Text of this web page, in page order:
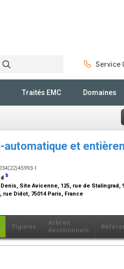
Service
Traités EMC Domaines
automatique et
1
b
Site Avicenne, 125, rue de Stalingrad,
rue Didot, 75014 Paris, France
Figures
Arbres
décisionnels